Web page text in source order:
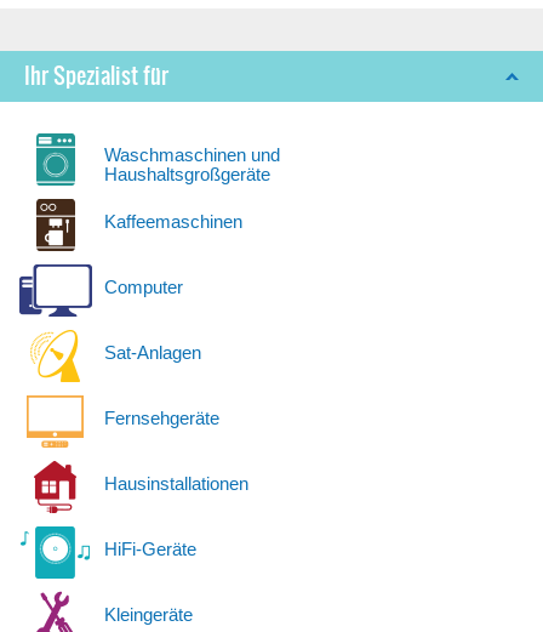
Ihr Spezialist für
Waschmaschinen und
Haushaltsgroßgeräte
Kaffeemaschinen
Computer
Sat-Anlagen
Fernsehgeräte
Hausinstallationen
HiFi-Geräte
Kleingeräte